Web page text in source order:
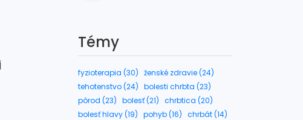
Témy
fyzioterapia (30) ženské zdravie (24)
tehotenstvo (24) bolesti chrbta (23)
pôrod (23) bolesť (21) chrbtica (20)
bolesť hlavy (19) pohyb (16) chrbát (14)